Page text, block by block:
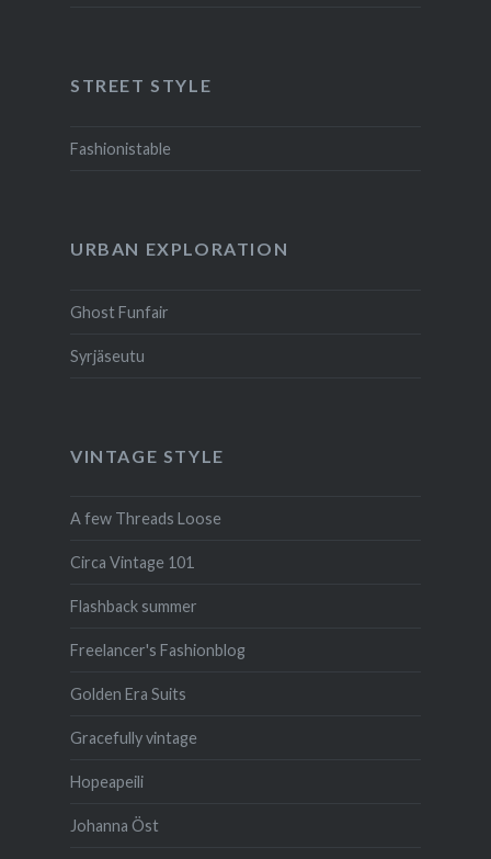
STREET STYLE
Fashionistable
URBAN EXPLORATION
Ghost Funfair
Syrjäseutu
VINTAGE STYLE
A few Threads Loose
Circa Vintage 101
Flashback summer
Freelancer's Fashionblog
Golden Era Suits
Gracefully vintage
Hopeapeili
Johanna Öst